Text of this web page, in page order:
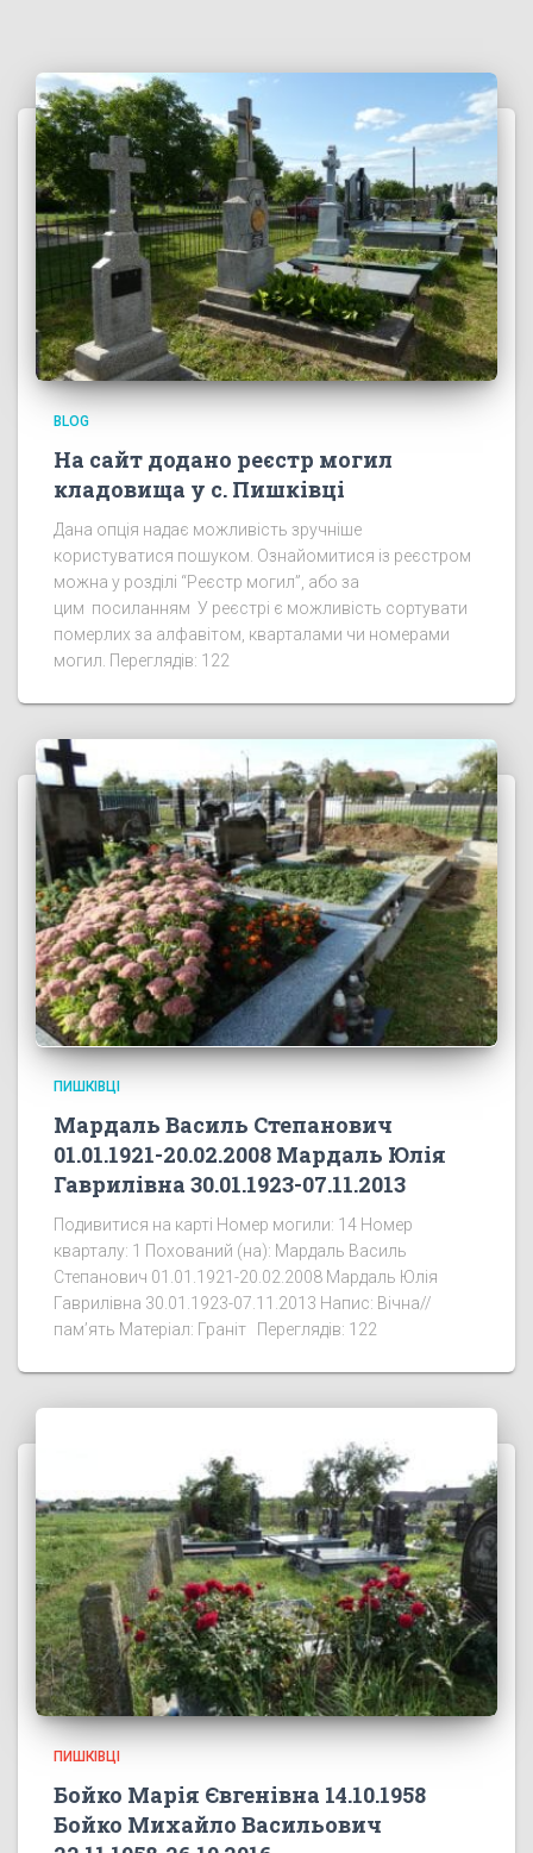
BLOG
На сайт додано реєстр могил
кладовища у с. Пишківці
Дана опція надає можливість зручніше
користуватися пошуком. Ознайомитися із реєстром
можна у розділі “Реєстр могил”, або за
цим посиланням У реєстрі є можливість сортувати
померлих за алфавітом, кварталами чи номерами
могил. Переглядів: 122
ПИШКІВЦІ
Мардаль Василь Степанович
01.01.1921-20.02.2008 Мардаль Юлія
Гаврилівна 30.01.1923-07.11.2013
Подивитися на карті Номер могили: 14 Номер
кварталу: 1 Похований (на): Мардаль Василь
Степанович 01.01.1921-20.02.2008 Мардаль Юлія
Гаврилівна 30.01.1923-07.11.2013 Напис: Вічна//
пам’ять Матеріал: Граніт Переглядів: 122
ПИШКІВЦІ
Бойко Марія Євгенівна 14.10.1958
Бойко Михайло Васильович